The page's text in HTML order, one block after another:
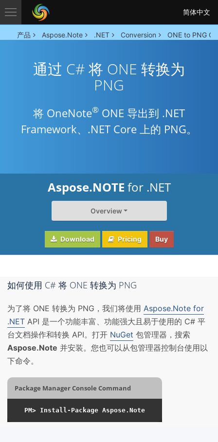
简体中文
产品 Aspose.Note .NET Conversion ONE to PNG
通过 C# 将 ONE 转换为
PNG
将 OneNote® ONE 导出到 .NET
Framework、.NET Core 上的 PNG。
Aspose.NOTE for .NET
Overview
Download Pricing Buy
如何使用 C# 将 ONE 转换为 PNG
为了将 ONE 转换为 PNG，我们将使用 Aspose.Note for
.NET API 是一个功能丰富、功能强大且易于使用的 C# 平
台文档操作和转换 API。打开 NuGet 包管理器，搜索
Aspose.Note 并安装。您也可以从包管理器控制台使用以
下命令。
Package Manager Console Command